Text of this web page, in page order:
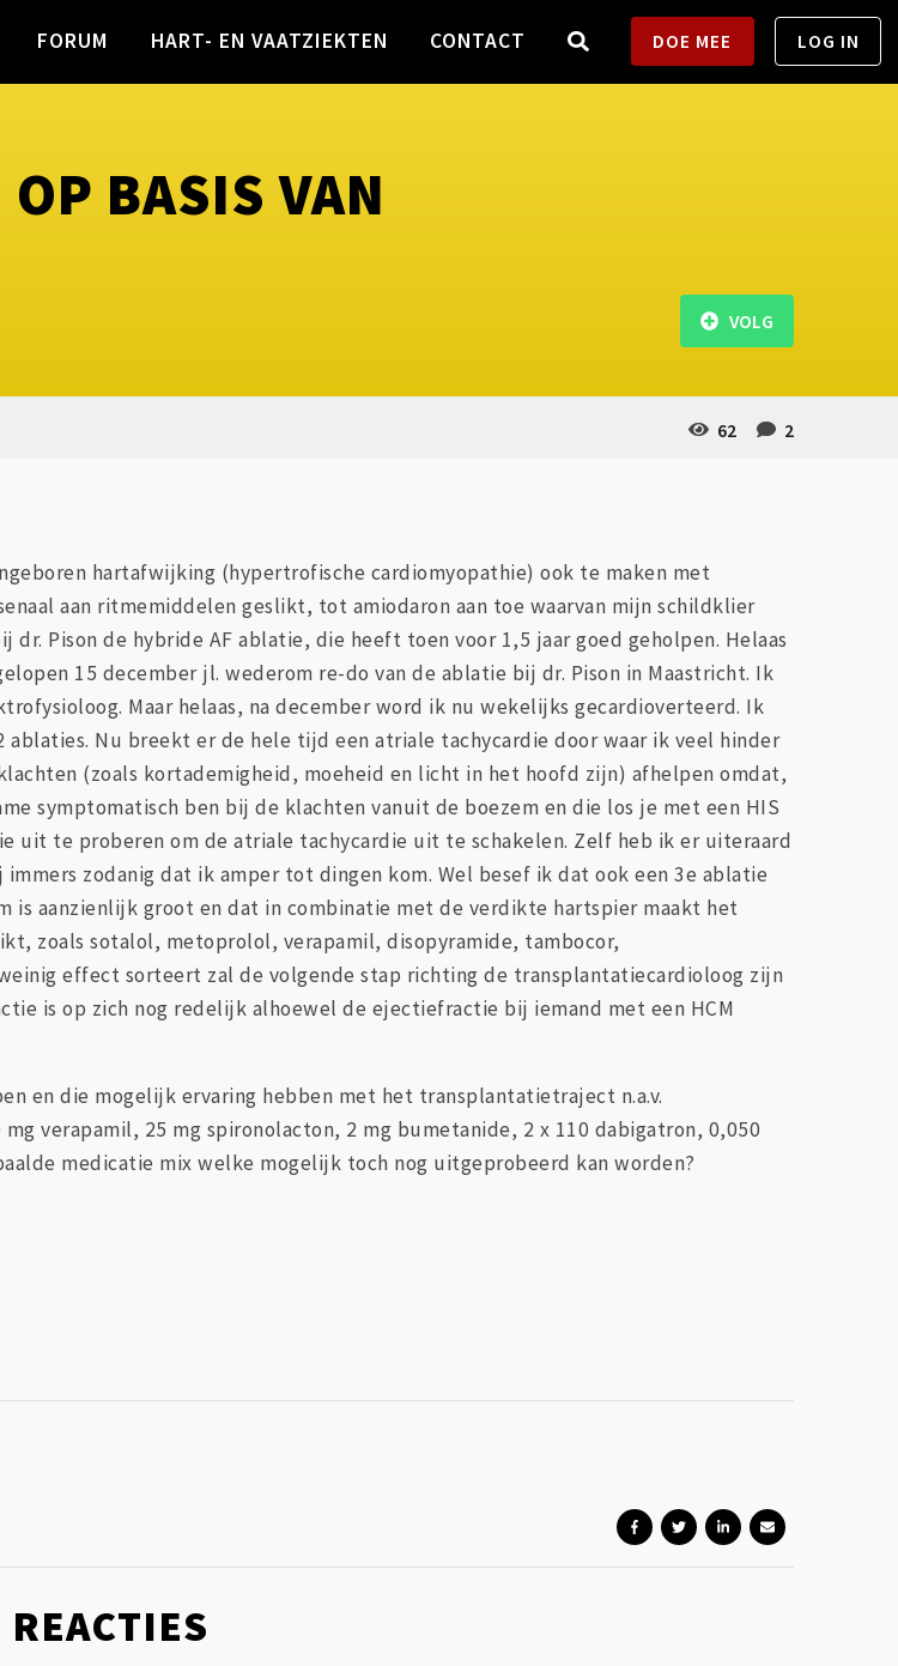
FORUM HART- EN VAATZIEKTEN CONTACT DOE MEE LOG IN
BASIS VAN
62 2
VOLG
hartafwijking (hypertrofische cardiomyopathie) ook te maken met
aan ritmemiddelen geslikt, tot amiodaron aan toe waarvan mijn schildklier
Pison de hybride AF ablatie, die heeft toen voor 1,5 jaar goed geholpen. Helaas
15 december jl. wederom re-do van de ablatie bij dr. Pison in Maastricht. Ik
Maar helaas, na december word ik nu wekelijks gecardioverteerd. Ik
Nu breekt er de hele tijd een atriale tachycardie door waar ik veel hinder
(zoals kortademigheid, moeheid en licht in het hoofd zijn) afhelpen omdat,
symptomatisch ben bij de klachten vanuit de boezem en die los je met een HIS
uit te proberen om de atriale tachycardie uit te schakelen. Zelf heb ik er uiteraard
zodanig dat ik amper tot dingen kom. Wel besef ik dat ook een 3e ablatie
aanzienlijk groot en dat in combinatie met de verdikte hartspier maakt het
zoals sotalol, metoprolol, verapamil, disopyramide, tambocor,
effect sorteert zal de volgende stap richting de transplantatiecardioloog zijn
is op zich nog redelijk alhoewel de ejectiefractie bij iemand met een HCM
en die mogelijk ervaring hebben met het transplantatietraject n.a.v.
verapamil, 25 mg spironolacton, 2 mg bumetanide, 2 x 110 dabigatron, 0,050
medicatie mix welke mogelijk toch nog uitgeprobeerd kan worden?
REACTIES